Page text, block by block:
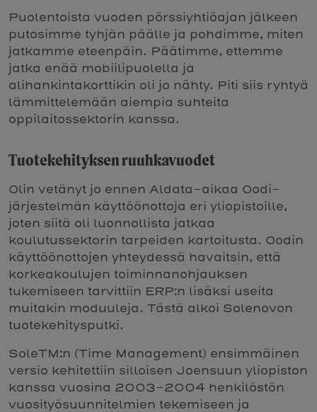
Puolentoista vuoden pörssiyhtiöajan jälkeen
putosimme tyhjän päälle ja pohdimme, miten
jatkamme eteenpäin. Päätimme, ettemme
jatka enää mobiilipuolella ja
alihankintakorttikin oli jo nähty. Piti siis ryhtyä
lämmittelemään aiempia suhteita
oppilaitossektorin kanssa.
Tuotekehityksen ruuhkavuodet
Olin vetänyt jo ennen Aldata-aikaa Oodi-
järjestelmän käyttöönottoja eri yliopistoille,
joten siitä oli luonnollista jatkaa
koulutussektorin tarpeiden kartoitusta. Oodin
käyttöönottojen yhteydessä havaitsin, että
korkeakoulujen toiminnanohjauksen
tukemiseen tarvittiin ERP:n lisäksi useita
muitakin moduuleja. Tästä alkoi Solenovon
tuotekehitysputki.
SoleTM:n (Time Management) ensimmäinen
versio kehitettiin silloisen Joensuun yliopiston
kanssa vuosina 2003-2004 henkilöstön
vuosityösuunnitelmien tekemiseen ja